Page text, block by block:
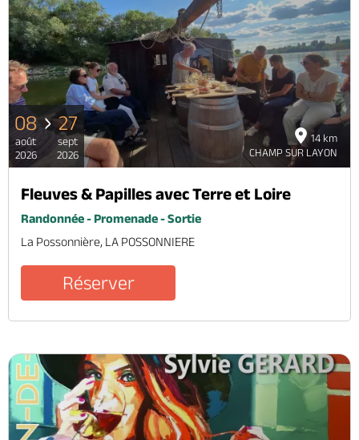
14 km
CHAMP SUR LAYON
08
août
2026
27
sept
2026
Fleuves & Papilles avec Terre et Loire
Randonnée - Promenade - Sortie
La Possonnière, LA POSSONNIERE
Réserver